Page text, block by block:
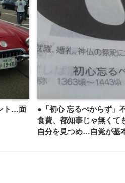
ト…面
●「初心 忘るべからず」
食費、都知事じゃ無くて
自分を見つめ…自覚が基